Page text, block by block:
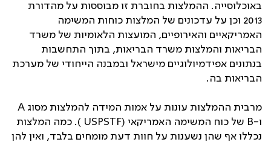
באוכלוסייה. ההמלצות בחוברת זו מבוססות על מהדורת
2013 וכן על עדכונים של המלצות כוחות המשימה
האמריקאיים והאירופיים, המועצות הלאומיות של משרד
הבריאות והמלצות משרד הבריאות, בתוך התחשבות
בנתונים אפידמיולוגיים מישראל ובמבנה הייחודי של מערכת
הבריאות בה.
מרבית ההמלצות עונות על אמות המידה להמלצות מסוג A
ו-B של כוח המשימה האמריקאי (USPSTF ). כמה המלצות
נכללו אף שהן נשענות על חוות דעת מומחים בלבד, ואין להן